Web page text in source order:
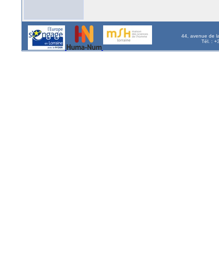
44, avenue de
Tél. :